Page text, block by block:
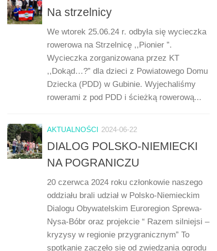
Na strzelnicy
We wtorek 25.06.24 r. odbyła się wycieczka
rowerowa na Strzelnicę ,,Pionier ”.
Wycieczka zorganizowana przez KT
,,Dokąd…?” dla dzieci z Powiatowego Domu
Dziecka (PDD) w Gubinie. Wyjechaliśmy
rowerami z pod PDD i ścieżką rowerową...
AKTUALNOŚCI 2024-06-22
DIALOG POLSKO-NIEMIECKI
NA POGRANICZU
20 czerwca 2024 roku członkowie naszego
oddziału brali udział w Polsko-Niemieckim
Dialogu Obywatelskim Euroregion Sprewa-
Nysa-Bóbr oraz projekcie “ Razem silniejsi –
kryzysy w regionie przygranicznym” To
spotkanie zaczęło się od zwiedzania ogrodu